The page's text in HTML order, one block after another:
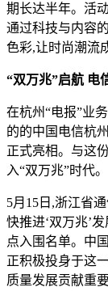
期长达半年。活
通过科技与内容
色彩,让时尚潮流
“双万兆”启航 电
在杭州“电报”业
的的中国电信杭
正式亮相。与这
入“双万兆”时代。
5月15日,浙江省
快推进‘双万兆’
点入围名单。中
正积极投身于这
质量发展贡献重要